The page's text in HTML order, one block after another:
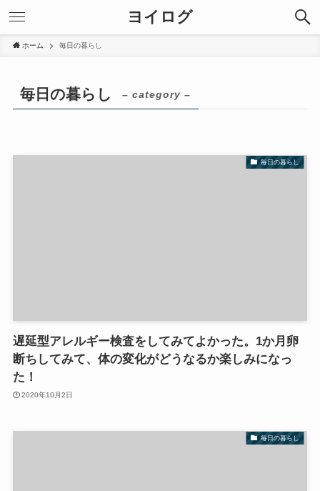
ヨイログ
ホーム 毎日の暮らし
毎日の暮らし – category –
毎日の暮らし
遅延型アレルギー検査をしてみてよかった。1か月卵
断ちしてみて、体の変化がどうなるか楽しみになっ
た！
2020年10月2日
毎日の暮らし